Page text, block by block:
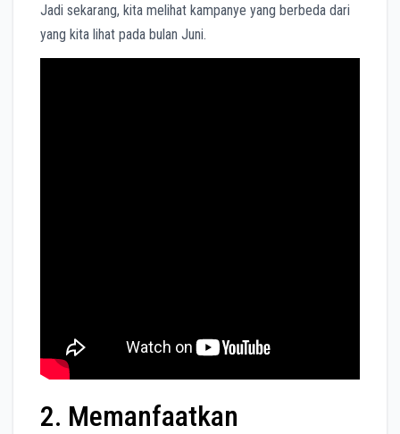
Jadi sekarang, kita melihat kampanye yang berbeda dari
yang kita lihat pada bulan Juni.
2. Memanfaatkan